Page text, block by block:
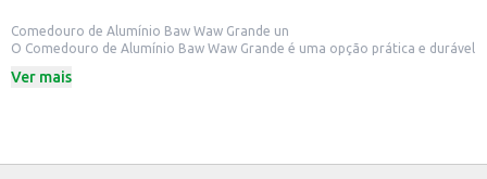
Comedouro de Alumínio Baw Waw Grande un
O Comedouro de Alumínio Baw Waw Grande é uma opção prática e durável
oferece uma solução higiênica e de fácil limpeza para o dia a dia.
Fácil de limpar, garantindo a higiene e saúde do seu pet.
Ver mais